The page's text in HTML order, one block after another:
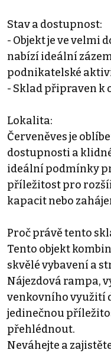
Stav a dostupnost:
- Objekt je ve velmi
nabízí ideální
podnikatelské
- Sklad připraven k
Lokalita:
Červeněves je
dostupnosti a
ideální podmínky
příležitost pro
kapacit nebo
Proč právě tento
Tento objekt
skvělé vybavení a
Nájezdová rampa,
venkovního využití
jedinečnou
přehlédnout.
Neváhejte a